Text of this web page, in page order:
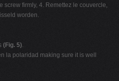
screw firmly, 4. Remettez le couvercle,
worden.
(Fig. 5).
la polaridad making sure it is well